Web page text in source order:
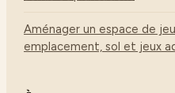
Aménager un espace de
emplacement, sol et jeux